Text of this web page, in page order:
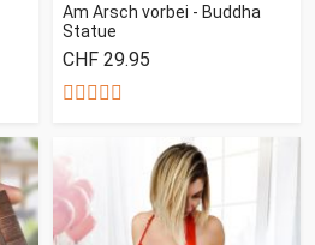
Am Arsch vorbei - Buddha
Statue
CHF 29.95